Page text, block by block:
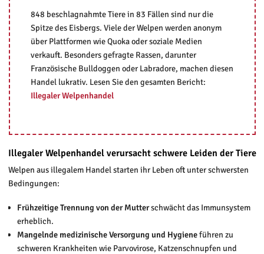
848 beschlagnahmte Tiere in 83 Fällen sind nur die
Spitze des Eisbergs. Viele der Welpen werden anonym
über Plattformen wie Quoka oder soziale Medien
verkauft. Besonders gefragte Rassen, darunter
Französische Bulldoggen oder Labradore, machen diesen
Handel lukrativ. Lesen Sie den gesamten Bericht:
Illegaler Welpenhandel
Illegaler Welpenhandel verursacht schwere Leiden der Tiere
Welpen aus illegalem Handel starten ihr Leben oft unter schwersten
Bedingungen:
Frühzeitige Trennung von der Mutterschwächt das Immunsystem
erheblich.
Mangelnde medizinische Versorgung und Hygieneführen zu
schweren Krankheiten wie Parvovirose, Katzenschnupfen und